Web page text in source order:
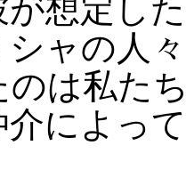
が想定し
シャの人
のは私た
介によっ